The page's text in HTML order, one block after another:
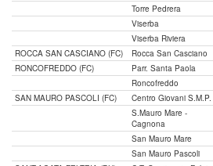
Torre Pedrera
Viserba
Viserba Riviera
ROCCA SAN CASCIANO (FC)
Rocca San Casciano
RONCOFREDDO (FC)
Parr. Santa Paola
Roncofreddo
SAN MAURO PASCOLI (FC)
Centro Giovani S.M.P.
S.Mauro Mare -
Cagnona
San Mauro Mare
San Mauro Pascoli